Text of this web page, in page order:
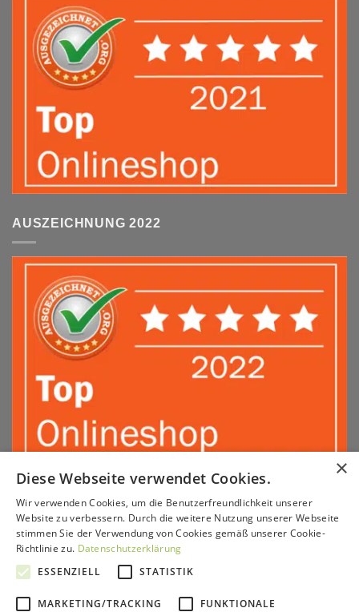
AUSZEICHNUNG 2022
Sepa PayPal Amazon Apple
Pay
Google
Pay
Klarna
MasterCardAmerican
Express
Sofort GiroPay
KONTAKT & BERATUNG SERVICE
PARTNERPROGRAMM
×
Diese Webseite verwendet Cookies.
Wir verwenden Cookies, um die Benutzerfreundlichkeit unserer
Website zu verbessern. Durch die weitere Nutzung unserer Webseite
stimmen Sie der Verwendung von Cookies gemäß unserer Cookie-
Richtlinie zu. Datenschutzerklärung
ESSENZIELL
STATISTIK
MARKETING/TRACKING FUNKTIONALE